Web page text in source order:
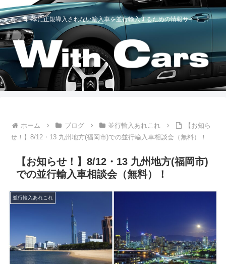
日本に正規導入されない輸入車を並行輸入するための情報サイト
ホーム ブログ 並行輸入あれこれ
【お知ら
せ！】8/12・13 九州地方(福岡市)での並行輸入車相談会（無料）！
【お知らせ！】8/12・13 九州地方(福岡市)
での並行輸入車相談会（無料）！
並行輸入あれこれ